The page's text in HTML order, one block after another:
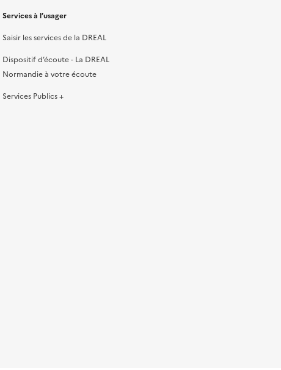
Services à l’usager
Saisir les services de la DREAL
Dispositif d’écoute - La DREAL
Normandie à votre écoute
Services Publics +